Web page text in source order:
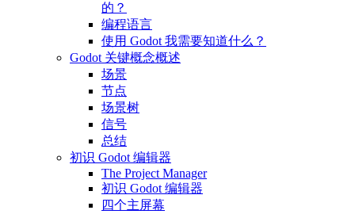
的？
编程语言
使用 Godot 我需要知道什么？
Godot 关键概念概述
场景
节点
场景树
信号
总结
初识 Godot 编辑器
The Project Manager
初识 Godot 编辑器
四个主屏幕